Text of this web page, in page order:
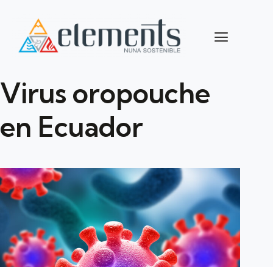
Virus oropouche
en Ecuador